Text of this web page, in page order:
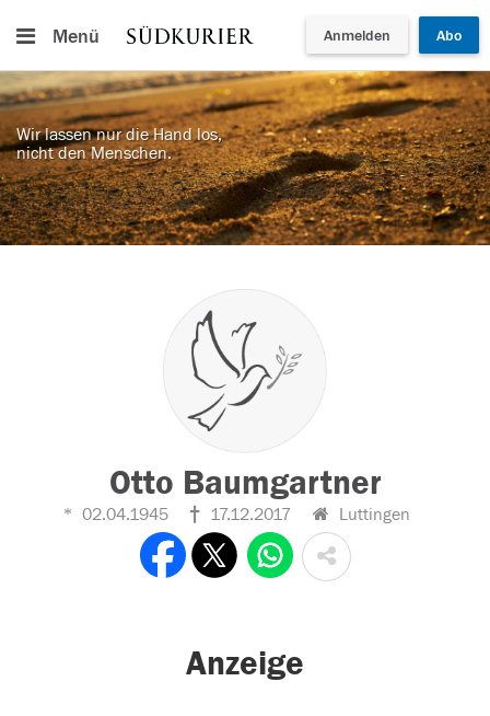
Menü Anmelden Abo
Wir lassen nur die Hand los,
nicht den Menschen.
Otto Baumgartner
02.04.1945 17.12.2017 Luttingen
Anzeige